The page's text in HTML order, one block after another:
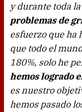
y durante toda
problemas de
esfuerzo que ha
que todo el
180%, solo he
hemos logrado
es nuestro
hemos pasado